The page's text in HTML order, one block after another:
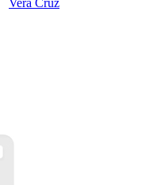
Vera Cruz